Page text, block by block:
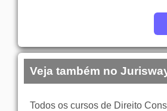
Veja também no
Todos os cursos de Direito